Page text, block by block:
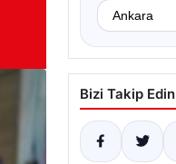
Bizi Takip Edin